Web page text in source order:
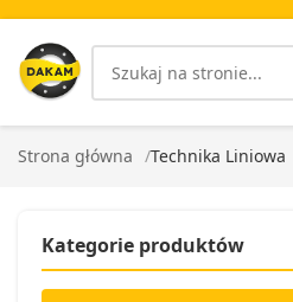
Strona główna Technika Liniowa
Kategorie produktów